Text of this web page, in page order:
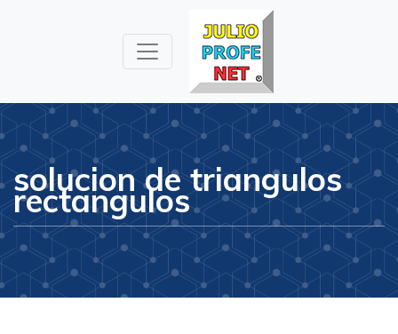
Física
solucion de triangulos
rectangulos